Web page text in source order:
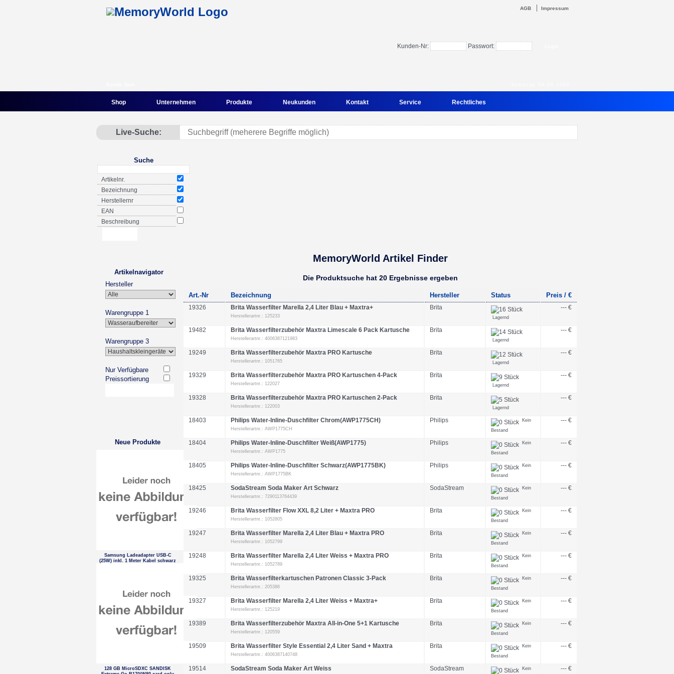
AGB Impressum
Kunden-Nr: Passwort:
Shop Unternehmen Produkte Neukunden Kontakt Service Rechtliches
Live-Suche:
Suche
Artikelnr.
Bezeichnung
Herstellernr
EAN
Beschreibung
Artikelnavigator
Hersteller
Warengruppe 1
Warengruppe 3
Nur Verfügbare
Preissortierung
Neue Produkte
Samsung Ladeadapter USB-C
(25W) inkl. 1 Meter Kabel schwarz
128 GB MicroSDXC SANDISK
MemoryWorld Artikel Finder
Die Produktsuche hat 20 Ergebnisse ergeben
Art.-Nr Bezeichnung Hersteller Status Preis / €
19326 Brita Wasserfilter Marella 2,4 Liter Blau + Maxtra+
Herstellerartnr.: 125233
Brita
Lagernd
--- €
19482 Brita Wasserfilterzubehör Maxtra Limescale 6 Pack Kartusche
Herstellerartnr.: 4006387121983
Brita
Lagernd
--- €
19249 Brita Wasserfilterzubehör Maxtra PRO Kartusche
Herstellerartnr.: 1051765
Brita
Lagernd
--- €
19329 Brita Wasserfilterzubehör Maxtra PRO Kartuschen 4-Pack
Herstellerartnr.: 122027
Brita
Lagernd
--- €
19328 Brita Wasserfilterzubehör Maxtra PRO Kartuschen 2-Pack
Herstellerartnr.: 122003
Brita
Lagernd
--- €
18403 Philips Water-Inline-Duschfilter Chrom(AWP1775CH)
Herstellerartnr.: AWP1775CH
Philips
Kein
Bestand
--- €
18404 Philips Water-Inline-Duschfilter Weiß(AWP1775)
Herstellerartnr.: AWP1775
Philips
Kein
Bestand
--- €
18405 Philips Water-Inline-Duschfilter Schwarz(AWP1775BK)
Herstellerartnr.: AWP1775BK
Philips
Kein
Bestand
--- €
18425 SodaStream Soda Maker Art Schwarz
Herstellerartnr.: 7290113764439
SodaStream
Kein
Bestand
--- €
19246 Brita Wasserfilter Flow XXL 8,2 Liter + Maxtra PRO
Herstellerartnr.: 1052805
Brita
Kein
Bestand
--- €
19247 Brita Wasserfilter Marella 2,4 Liter Blau + Maxtra PRO
Herstellerartnr.: 1052799
Brita
Kein
Bestand
--- €
19248 Brita Wasserfilter Marella 2,4 Liter Weiss + Maxtra PRO
Herstellerartnr.: 1052789
Brita
Kein
Bestand
--- €
19325 Brita Wasserfilterkartuschen Patronen Classic 3-Pack
Herstellerartnr.: 205386
Brita
Kein
Bestand
--- €
19327 Brita Wasserfilter Marella 2,4 Liter Weiss + Maxtra+
Herstellerartnr.: 125219
Brita
Kein
Bestand
--- €
19389 Brita Wasserfilterzubehör Maxtra All-in-One 5+1 Kartusche
Herstellerartnr.: 120559
Brita
Kein
Bestand
--- €
19509 Brita Wasserfilter Style Essential 2,4 Liter Sand + Maxtra
Herstellerartnr.: 4006387140748
Brita
Kein
Bestand
--- €
19514 SodaStream Soda Maker Art Weiss SodaStream Kein --- €